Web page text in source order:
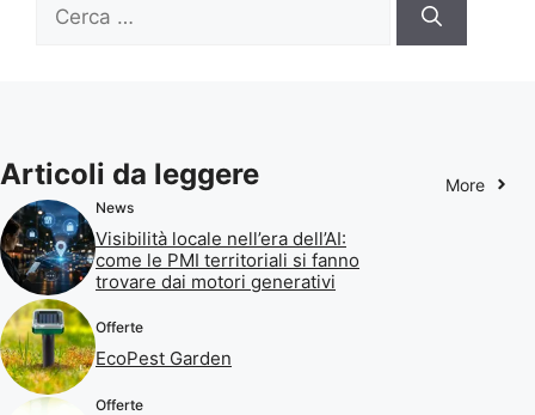
per:
Articoli da leggere More
News
Visibilità locale nell’era dell’AI:
come le PMI territoriali si fanno
trovare dai motori generativi
Offerte
EcoPest Garden
Offerte